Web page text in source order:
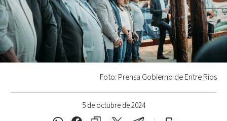
5 de octubre de 2024
Foto: Prensa Gobierno de Entre Ríos